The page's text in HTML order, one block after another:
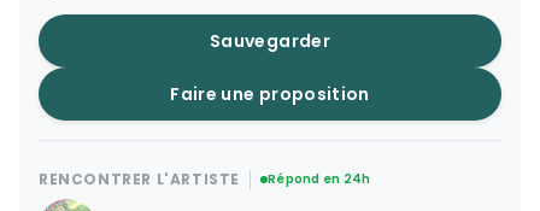
Sauvegarder
Faire une proposition
RENCONTRER L'ARTISTE Répond en 24h